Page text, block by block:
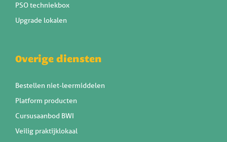
PSO techniekbox
Upgrade lokalen
Overige diensten
Bestellen niet-leermiddelen
Platform producten
Cursusaanbod BWI
Veilig praktijklokaal